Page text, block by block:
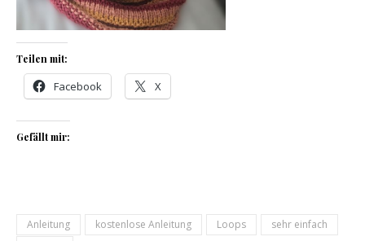
Teilen mit:
Facebook X
Gefällt mir:
Anleitung kostenlose Anleitung Loops
sehr einfach